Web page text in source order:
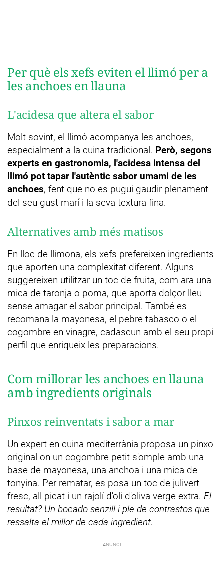
Per què els xefs eviten el llimó per a
les anchoes en llauna
L'acidesa que altera el sabor
Molt sovint, el llimó acompanya les anchoes,
especialment a la cuina tradicional. Però, segons
experts en gastronomia, l'acidesa intensa del
llimó pot tapar l'autèntic sabor umami de les
anchoes, fent que no es pugui gaudir plenament
del seu gust marí i la seva textura fina.
Alternatives amb més matisos
En lloc de llimona, els xefs prefereixen ingredients
que aporten una complexitat diferent. Alguns
suggereixen utilitzar un toc de fruita, com ara una
mica de taronja o poma, que aporta dolçor lleu
sense amagar el sabor principal. També es
recomana la mayonesa, el pebre tabasco o el
cogombre en vinagre, cadascun amb el seu propi
perfil que enriqueix les preparacions.
Com millorar les anchoes en llauna
amb ingredients originals
Pinxos reinventats i sabor a mar
Un expert en cuina mediterrània proposa un pinxo
original on un cogombre petit s'omple amb una
base de mayonesa, una anchoa i una mica de
tonyina. Per rematar, es posa un toc de julivert
fresc, all picat i un rajolí d'oli d'oliva verge extra. El
resultat? Un bocado senzill i ple de contrastos que
ressalta el millor de cada ingredient.